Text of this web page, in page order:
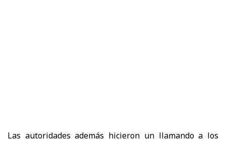
Las autoridades además hicieron un llamando a los